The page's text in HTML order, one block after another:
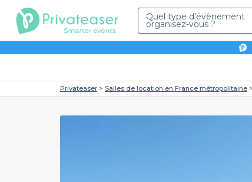
Quel type d'évènement
organisez-vous ?
Privateaser Salles de location en France métropolitaine